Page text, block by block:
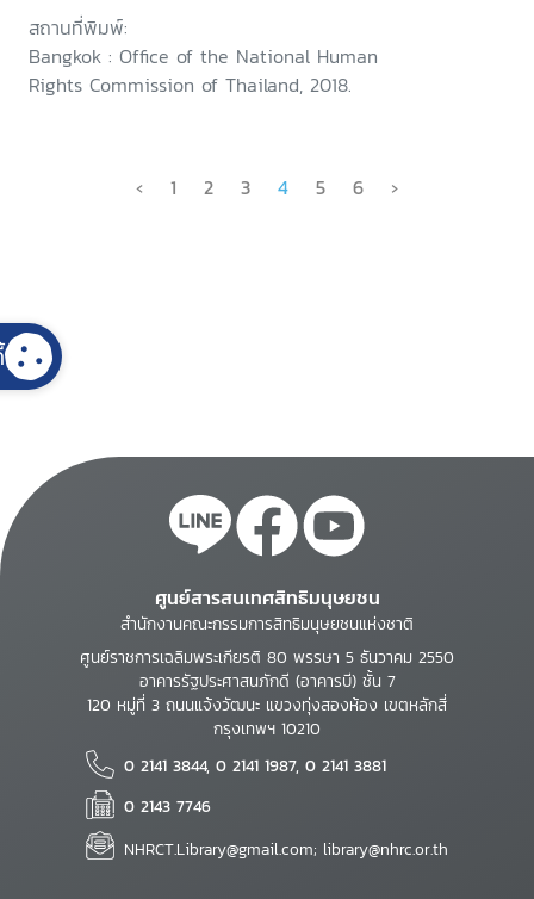
สถานที่พิมพ์:
Bangkok : Office of the National Human
Rights Commission of Thailand, 2018.
‹ 1 2 3 4 5 6 ›
ศูนย์สารสนเทศสิทธิมนุษยชน
สำนักงานคณะกรรมการสิทธิมนุษยชนแห่งชาติ
ศูนย์ราชการเฉลิมพระเกียรติ 80 พรรษา 5 ธันวาคม 2550
อาคารรัฐประศาสนภักดี (อาคารบี) ชั้น 7
120 หมู่ที่ 3 ถนนแจ้งวัฒนะ แขวงทุ่งสองห้อง เขตหลักสี่
กรุงเทพฯ 10210
0 2141 3844, 0 2141 1987, 0 2141 3881
0 2143 7746
NHRCT.Library@gmail.com; library@nhrc.or.th